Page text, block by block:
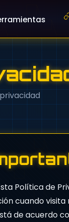
Política de
cuando visita
de acuerdo